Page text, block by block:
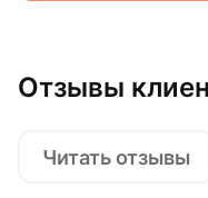
Отзывы
Читать отзывы